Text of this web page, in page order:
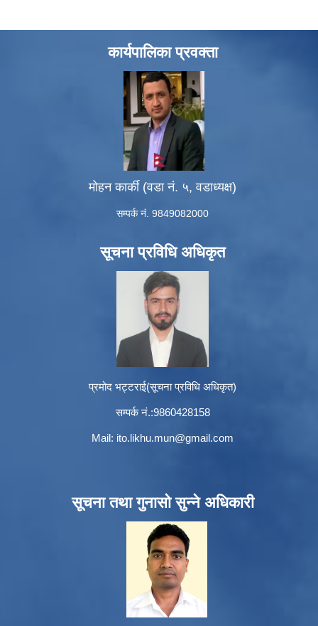
कार्यपालिका प्रवक्ता
मोहन कार्की (वडा नं. ५, वडाध्यक्ष)
सम्पर्क नं. 9849082000
सूचना प्रविधि अधिकृत
प्रमोद भट्टराई(सूचना प्रविधि अधिकृत)
सम्पर्क नं.:9860428158
Mail: ito.likhu.mun@gmail.com
सूचना तथा गुनासो सुन्ने अधिकारी